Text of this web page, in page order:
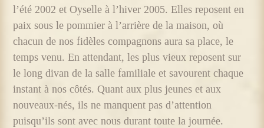
l’été 2002 et Oyselle à l’hiver 2005. Elles reposent en
paix sous le pommier à l’arrière de la maison, où
chacun de nos fidèles compagnons aura sa place, le
temps venu. En attendant, les plus vieux reposent sur
le long divan de la salle familiale et savourent chaque
instant à nos côtés. Quant aux plus jeunes et aux
nouveaux-nés, ils ne manquent pas d’attention
puisqu’ils sont avec nous durant toute la journée.